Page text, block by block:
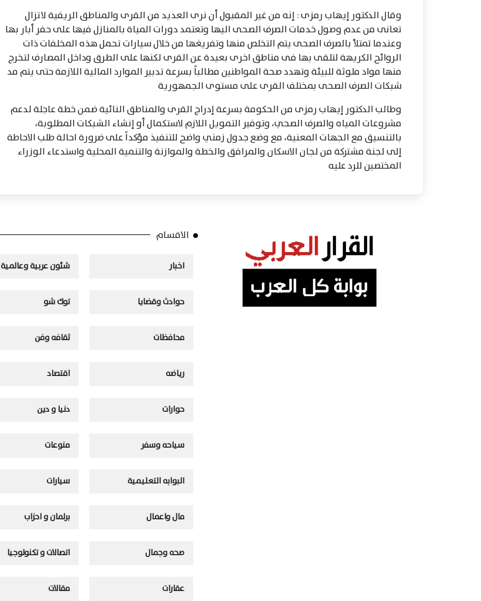
وقال الدكتور إيهاب رمزى : إنه من غير المقبول أن نرى العديد من القرى والمناطق الريفية لاتزال
تعانى من عدم وصول خدمات الصرف الصحى اليها وتعتمد دورات المياة بالمنازل فيها على حفر أبار بها
وعندما تمتلأ بالصرف الصحى يتم التخلص منها وتفريغها من خلال سيارات تحمل هذه المخلفات ذات
الروائح الكريهة لتلقى بها فى مناطق اخرى بعيدة عن القرى لكنها على الطرق وداخل المصارف لتخرج
منها مواد ملوثة للبيئة وتهدد صحة المواطنين مطالباً بسرعة تدبير الموارد المالية اللازمة حتى يتم مد
شبكات الصرف الصحى بمختلف القرى على مستوى الجمهورية
وطالب الدكتور إيهاب رمزى من الحكومة بسرعة إدراج القرى والمناطق النائية ضمن خطة عاجلة لدعم
مشروعات المياه والصرف الصحي، وتوفير التمويل اللازم لاستكمال أو إنشاء الشبكات المطلوبة،
بالتنسيق مع الجهات المعنية، مع وضع جدول زمني واضح للتنفيذ مؤكداً على ضرورة احالة طلب الاحاطة
إلى لجنة مشتركة من لجان الاسكان والمرافق والخطة والموازنة والتنمية المحلية واستدعاء الوزراء
المختصين للرد عليه
الاقسام
اخبار شئون عربية وعالمية
حوادث وقضايا توك شو
محافظات ثقافه وفن
رياضه اقتصاد
حوارات دنيا و دين
سياحه وسفر منوعات
البوابه التعليمية سيارات
مال واعمال برلمان و احزاب
صحه وجمال اتصالات و تكنولوجيا
عقارات مقالات